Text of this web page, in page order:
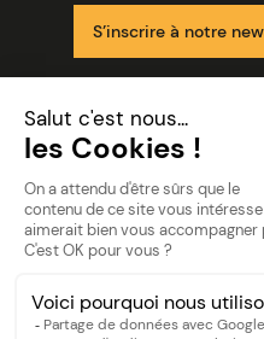
S’inscrire à notre
Nos solutions
Nos cabinets
Mon espace client